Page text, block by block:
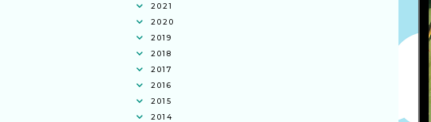
2021
2020
2019
2018
2017
2016
2015
2014